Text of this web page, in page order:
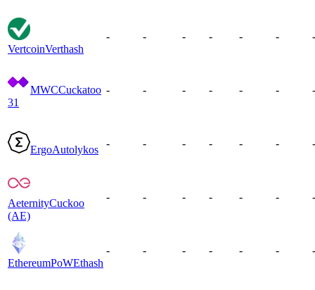
VertcoinVerthash
- - - - - - -
MWCCuckatoo
31
- - - - - - -
ErgoAutolykos
- - - - - - -
AeternityCuckoo
(AE)
- - - - - - -
EthereumPoWEthash
- - - - - - -